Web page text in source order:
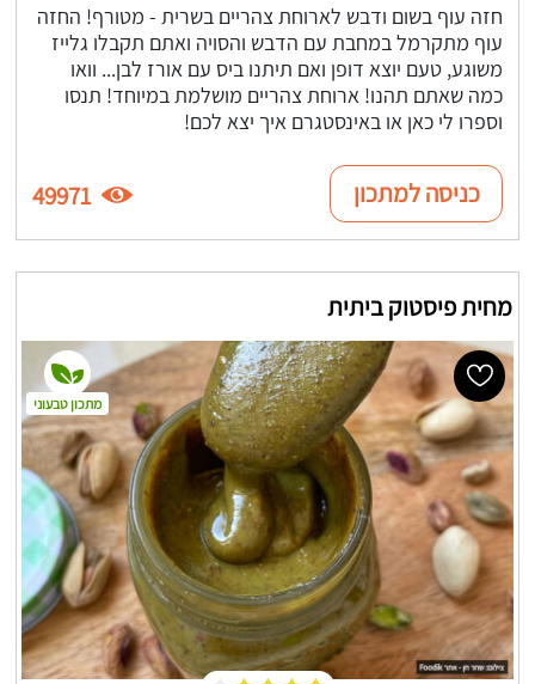
חזה עוף בשום ודבש לארוחת צהריים בשרית - מטורף! החזה
עוף מתקרמל במחבת עם הדבש והסויה ואתם תקבלו גלייז
משוגע, טעם יוצא דופן ואם תיתנו ביס עם אורז לבן... וואו
כמה שאתם תהנו! ארוחת צהריים מושלמת במיוחד! תנסו
וספרו לי כאן או באינסטגרם איך יצא לכם!
כניסה למתכון 49971
מחית פיסטוק ביתית
מתכון טבעוני